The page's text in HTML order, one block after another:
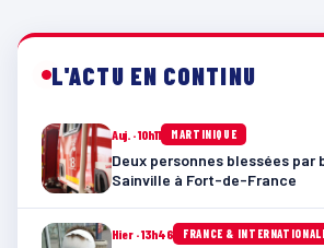
L'ACTU EN CONTINU
Auj. · 10h11 MARTINIQUE
Deux personnes blessées par
Sainville à Fort-de-France
Hier · 13h46 FRANCE &